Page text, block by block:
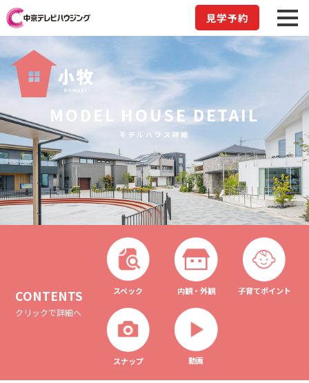
見学予約
MODEL HOUSE DETAIL
モデルハウス詳細
CONTENTS
クリックで詳細へ
スペック 内観・外観 子育てポイント
スナップ 動画